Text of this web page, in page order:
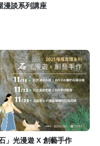
漫談系列講座
」光漫遊 X 創藝手作